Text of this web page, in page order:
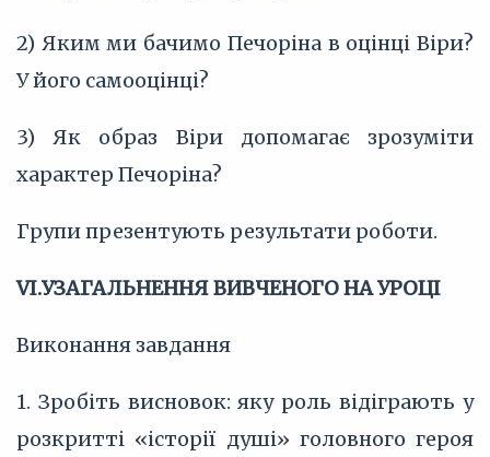
2) Яким ми бачимо Печоріна в оцінці Віри?
У його самооцінці?
3) Як образ Віри допомагає зрозуміти
характер Печоріна?
Групи презентують результати роботи.
VI.УЗАГАЛЬНЕННЯ ВИВЧЕНОГО НА УРОЦІ
Виконання завдання
1. Зробіть висновок: яку роль відіграють у
розкритті «історії душі» головного героя